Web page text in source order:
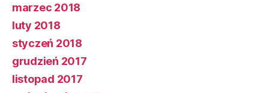
marzec 2018
luty 2018
styczeń 2018
grudzień 2017
listopad 2017